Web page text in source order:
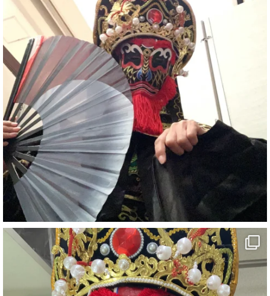
#和歌山県
#白浜町
#変面ショー
#イベント
#宴会
#余興
1 5 X
さらに読み込む